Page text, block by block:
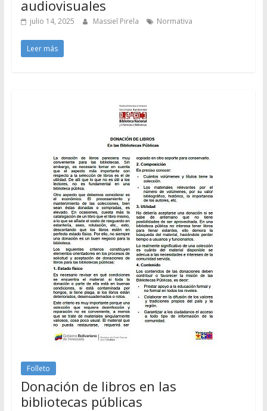
audiovisuales
julio 14, 2025 Massiel Pirela Normativa
Leer más
Folleto
Donación de libros en las
bibliotecas públicas